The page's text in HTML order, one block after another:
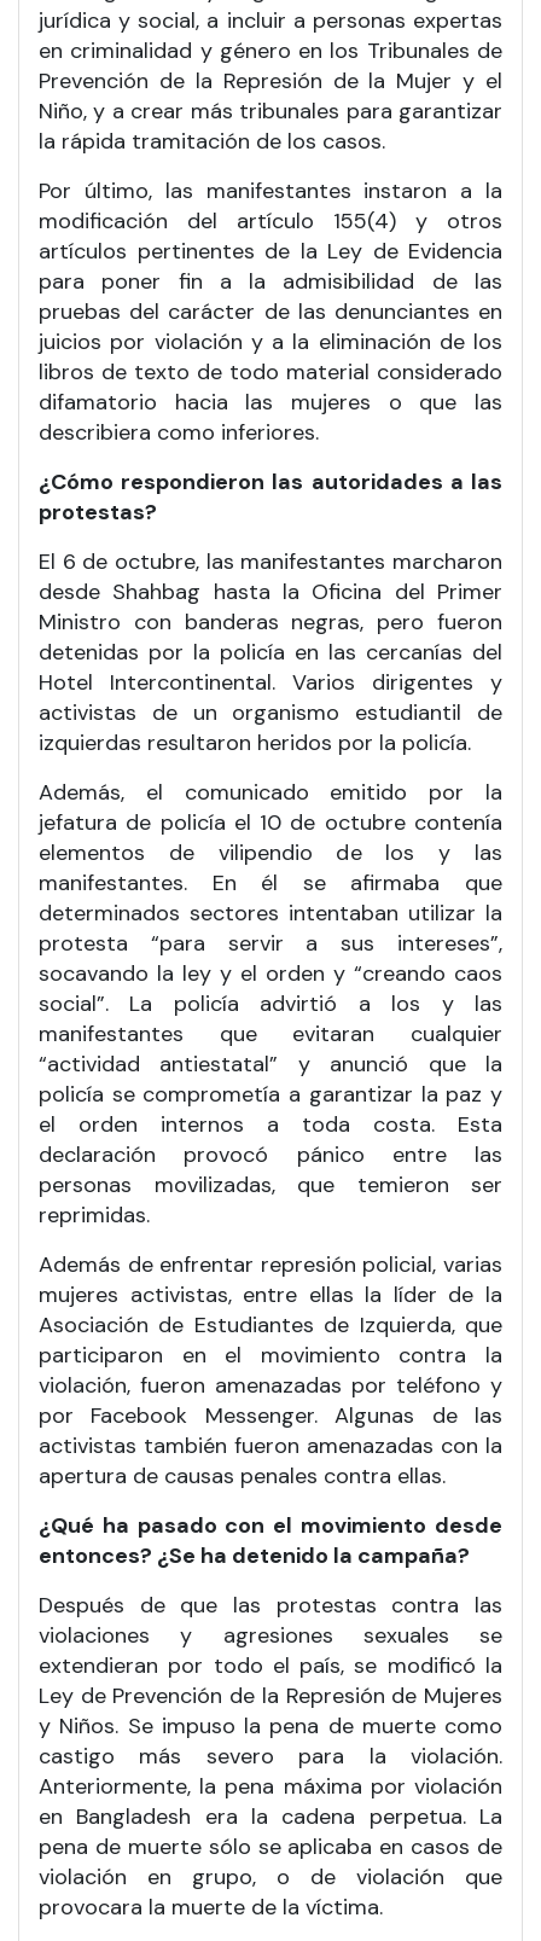
jurídica y social, a incluir a personas expertas
en criminalidad y género en los Tribunales de
Prevención de la Represión de la Mujer y el
Niño, y a crear más tribunales para garantizar
la rápida tramitación de los casos.
Por último, las manifestantes instaron a la
modificación del artículo 155(4) y otros
artículos pertinentes de la Ley de Evidencia
para poner fin a la admisibilidad de las
pruebas del carácter de las denunciantes en
juicios por violación y a la eliminación de los
libros de texto de todo material considerado
difamatorio hacia las mujeres o que las
describiera como inferiores.
¿Cómo respondieron las autoridades a las
protestas?
El 6 de octubre, las manifestantes marcharon
desde Shahbag hasta la Oficina del Primer
Ministro con banderas negras, pero fueron
detenidas por la policía en las cercanías del
Hotel Intercontinental. Varios dirigentes y
activistas de un organismo estudiantil de
izquierdas resultaron heridos por la policía.
Además, el comunicado emitido por la
jefatura de policía el 10 de octubre contenía
elementos de vilipendio de los y las
manifestantes. En él se afirmaba que
determinados sectores intentaban utilizar la
protesta “para servir a sus intereses”,
socavando la ley y el orden y “creando caos
social”. La policía advirtió a los y las
manifestantes que evitaran cualquier
“actividad antiestatal” y anunció que la
policía se comprometía a garantizar la paz y
el orden internos a toda costa. Esta
declaración provocó pánico entre las
personas movilizadas, que temieron ser
reprimidas.
Además de enfrentar represión policial, varias
mujeres activistas, entre ellas la líder de la
Asociación de Estudiantes de Izquierda, que
participaron en el movimiento contra la
violación, fueron amenazadas por teléfono y
por Facebook Messenger. Algunas de las
activistas también fueron amenazadas con la
apertura de causas penales contra ellas.
¿Qué ha pasado con el movimiento desde
entonces? ¿Se ha detenido la campaña?
Después de que las protestas contra las
violaciones y agresiones sexuales se
extendieran por todo el país, se modificó la
Ley de Prevención de la Represión de Mujeres
y Niños. Se impuso la pena de muerte como
castigo más severo para la violación.
Anteriormente, la pena máxima por violación
en Bangladesh era la cadena perpetua. La
pena de muerte sólo se aplicaba en casos de
violación en grupo, o de violación que
provocara la muerte de la víctima.